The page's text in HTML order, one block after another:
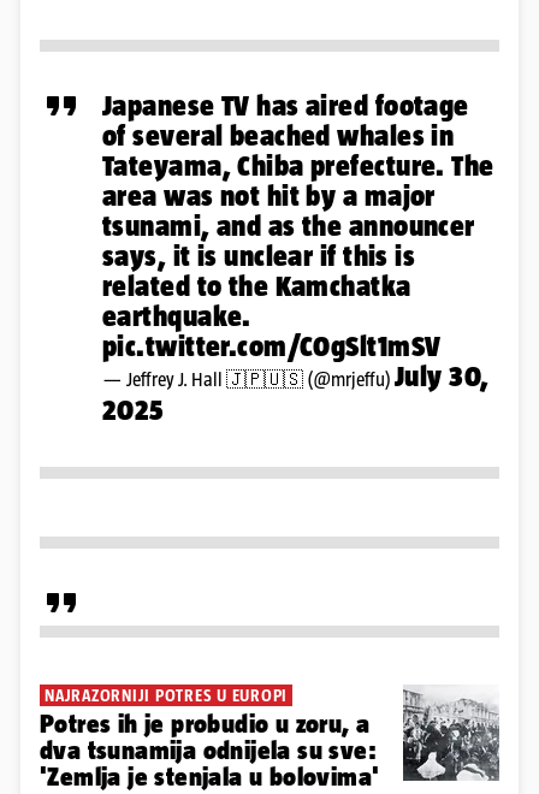
Japanese TV has aired footage
of several beached whales in
Tateyama, Chiba prefecture. The
area was not hit by a major
tsunami, and as the announcer
says, it is unclear if this is
related to the Kamchatka
earthquake.
pic.twitter.com/C0gSlt1mSV
— Jeffrey J. Hall 🇯🇵🇺🇸 (@mrjeffu) July 30,
2025
NAJRAZORNIJI POTRES U EUROPI
Potres ih je probudio u zoru, a
dva tsunamija odnijela su sve:
'Zemlja je stenjala u bolovima'